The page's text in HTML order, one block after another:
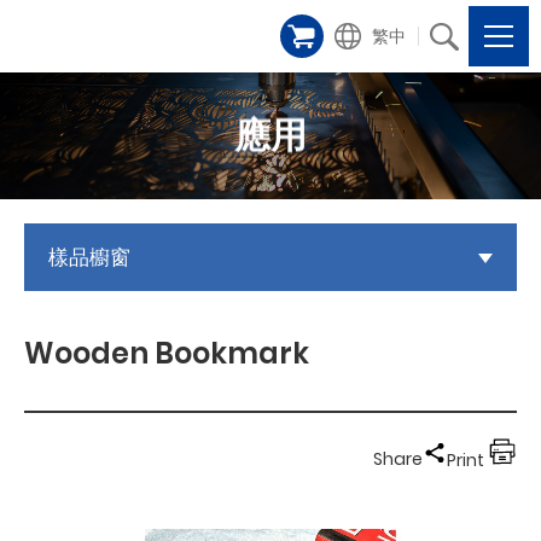
繁中
應用
樣品櫥窗
Wooden Bookmark
Share Print